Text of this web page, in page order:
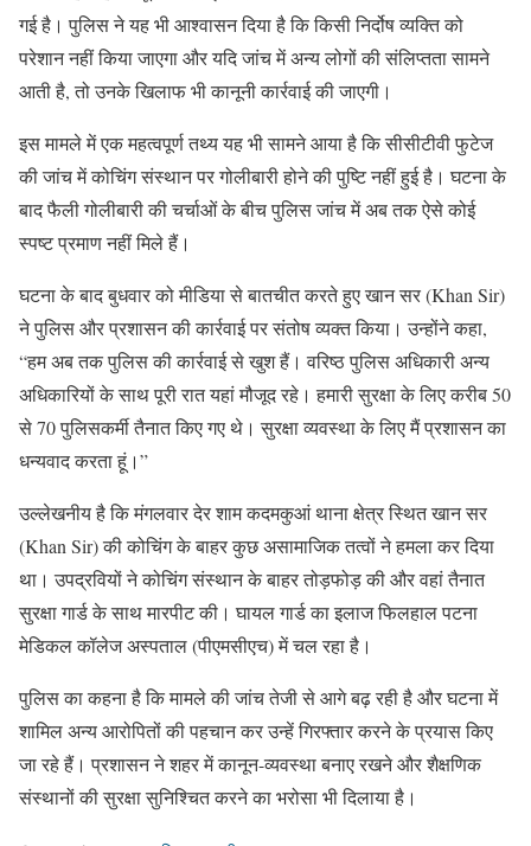
गई है। पुलिस ने यह भी आश्वासन दिया है कि किसी निर्दोष व्यक्ति को
परेशान नहीं किया जाएगा और यदि जांच में अन्य लोगों की संलिप्तता सामने
आती है, तो उनके खिलाफ भी कानूनी कार्रवाई की जाएगी।
इस मामले में एक महत्वपूर्ण तथ्य यह भी सामने आया है कि सीसीटीवी फुटेज
की जांच में कोचिंग संस्थान पर गोलीबारी होने की पुष्टि नहीं हुई है। घटना के
बाद फैली गोलीबारी की चर्चाओं के बीच पुलिस जांच में अब तक ऐसे कोई
स्पष्ट प्रमाण नहीं मिले हैं।
घटना के बाद बुधवार को मीडिया से बातचीत करते हुए खान सर (Khan Sir)
ने पुलिस और प्रशासन की कार्रवाई पर संतोष व्यक्त किया। उन्होंने कहा,
“हम अब तक पुलिस की कार्रवाई से खुश हैं। वरिष्ठ पुलिस अधिकारी अन्य
अधिकारियों के साथ पूरी रात यहां मौजूद रहे। हमारी सुरक्षा के लिए करीब 50
से 70 पुलिसकर्मी तैनात किए गए थे। सुरक्षा व्यवस्था के लिए मैं प्रशासन का
धन्यवाद करता हूं।”
उल्लेखनीय है कि मंगलवार देर शाम कदमकुआं थाना क्षेत्र स्थित खान सर
(Khan Sir) की कोचिंग के बाहर कुछ असामाजिक तत्वों ने हमला कर दिया
था। उपद्रवियों ने कोचिंग संस्थान के बाहर तोड़फोड़ की और वहां तैनात
सुरक्षा गार्ड के साथ मारपीट की। घायल गार्ड का इलाज फिलहाल पटना
मेडिकल कॉलेज अस्पताल (पीएमसीएच) में चल रहा है।
पुलिस का कहना है कि मामले की जांच तेजी से आगे बढ़ रही है और घटना में
शामिल अन्य आरोपितों की पहचान कर उन्हें गिरफ्तार करने के प्रयास किए
जा रहे हैं। प्रशासन ने शहर में कानून-व्यवस्था बनाए रखने और शैक्षणिक
संस्थानों की सुरक्षा सुनिश्चित करने का भरोसा भी दिलाया है।